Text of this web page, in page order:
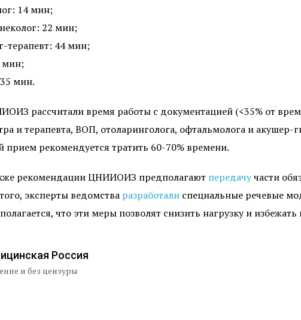
14 мин;
22 мин;
терапевт: 44 мин;
мин;
мин.
рассчитали время работы с документацией (<35% от
и терапевта, ВОП, отоларинголога, офтальмолога и акушер-
прием рекомендуется тратить 60-70% времени.
рекомендации ЦНИИОИЗ предполагают передачучасти
эксперты ведомства разработали специальные речевые
что эти меры позволят снизить нагрузку и
Россия
и без цензуры